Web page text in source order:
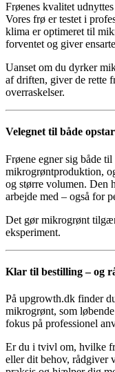
Frøenes kvalitet
Vores frø er testet i
klima er optimeret til
forventet og giver
Uanset om du dyrker
af driften, giver de rette
overraskelser.
Velegnet til både
Frøene egner sig både
mikrogrøntproduktion,
og større volumen. Den
arbejde med – også for
Det gør mikrogrønt
eksperiment.
Klar til bestilling – og
På upgrowth.dk finder
mikrogrønt, som
fokus på professionel
Er du i tvivl om, hvilke
eller dit behov, rådgiver